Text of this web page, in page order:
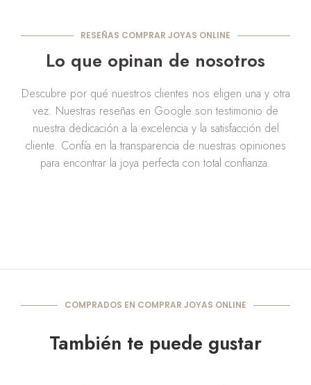
RESEÑAS COMPRAR JOYAS ONLINE
Lo que opinan de nosotros
Descubre por qué nuestros clientes nos eligen una y otra
vez. Nuestras reseñas en Google son testimonio de
nuestra dedicación a la excelencia y la satisfacción del
cliente. Confía en la transparencia de nuestras opiniones
para encontrar la joya perfecta con total confianza.
COMPRADOS EN COMPRAR JOYAS ONLINE
También te puede gustar